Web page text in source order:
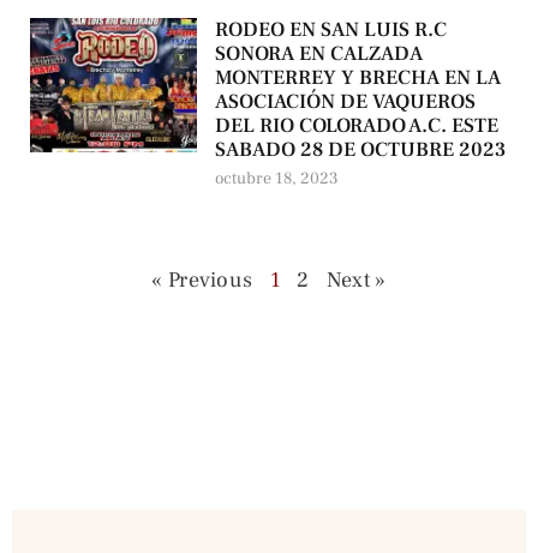
RODEO EN SAN LUIS R.C
SONORA EN CALZADA
MONTERREY Y BRECHA EN LA
ASOCIACIÓN DE VAQUEROS
DEL RIO COLORADO A.C. ESTE
SABADO 28 DE OCTUBRE 2023
octubre 18, 2023
« Previous 1 2 Next »